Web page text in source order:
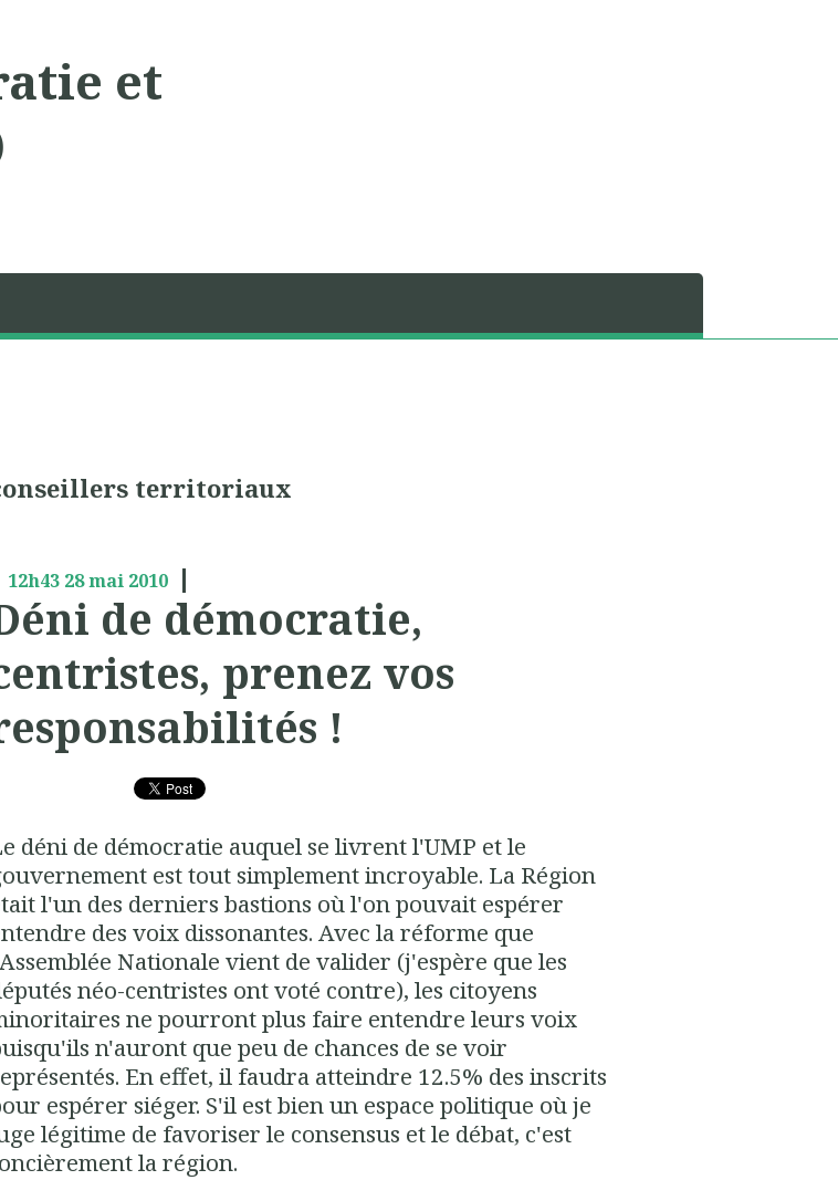
et
territoriaux
12h43 28mai 2010
de démocratie,
prenez vos
!
déni de démocratie auquel se livrent l'UMP et le
est tout simplement incroyable. La Région
l'un des derniers bastions où l'on pouvait espérer
des voix dissonantes. Avec la réforme que
Nationale vient de valider (j'espère que les
néo-centristes ont voté contre), les citoyens
ne pourront plus faire entendre leurs voix
n'auront que peu de chances de se voir
En effet, il faudra atteindre 12.5% des inscrits
espérer siéger. S'il est bien un espace politique où je
légitime de favoriser le consensus et le débat, c'est
la région.